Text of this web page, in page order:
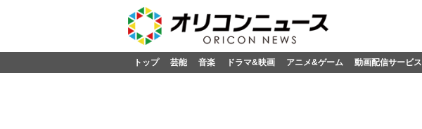
トップ 芸能 音楽 ドラマ&映画 アニメ&ゲーム 動画配信サービス